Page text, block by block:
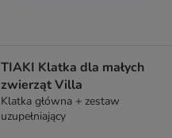
TIAKI Klatka dla małych
zwierząt Villa
Klatka główna + zestaw
uzupełniający